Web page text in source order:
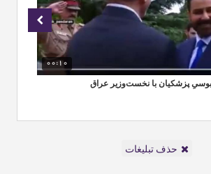
00:10
پزشکیان با نخست‌وزیر عراق
حذف تبلیغات